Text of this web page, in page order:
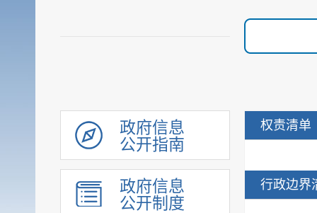
政府信息
公开指南
政府信息
公开制度
权责清单
行政边界